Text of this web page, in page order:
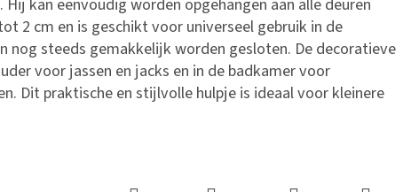
kan eenvoudig worden opgehangen aan alle deuren
2 cm en is geschikt voor universeel gebruik in de
nog steeds gemakkelijk worden gesloten. De decoratieve
voor jassen en jacks en in de badkamer voor
Dit praktische en stijlvolle hulpje is ideaal voor kleinere